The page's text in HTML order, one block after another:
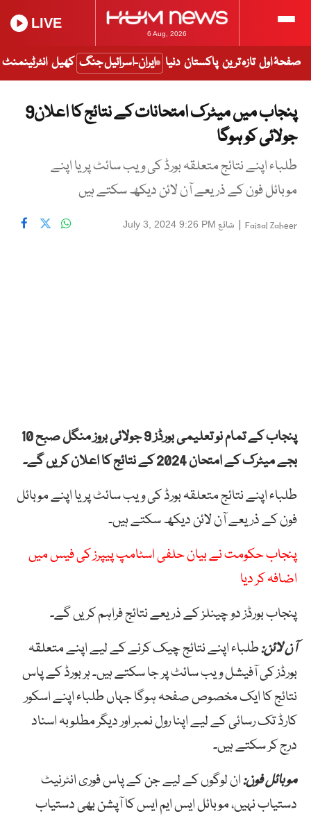
6 Aug, 2026
LIVE
صفحۂ اول تازہ ترین پاکستان دنیا ایران-اسرائیل جنگ کھیل انٹرٹینمنٹ
پنجاب میں میٹرک امتحانات کے نتائج کا اعلان9
جولائی کو ہوگا
طلباء اپنے نتائج متعلقہ بورڈ کی ویب سائٹ پر یا اپنے
موبائل فون کے ذریعے آن لائن دیکھ سکتے ہیں
Faisal Zaheer
| شائع July 3, 2024 9:26 PM
پنجاب کے تمام نو تعلیمی بورڈز 9 جولائی بروز منگل صبح 10
بجے میٹرک کے امتحان 2024 کے نتائج کا اعلان کریں گے۔
طلباء اپنے نتائج متعلقہ بورڈ کی ویب سائٹ پر یا اپنے موبائل
فون کے ذریعے آن لائن دیکھ سکتے ہیں۔
پنجاب حکومت نے بیان حلفی اسٹامپ پیپرز کی فیس میں
اضافہ کر دیا
پنجاب بورڈز دو چینلز کے ذریعے نتائج فراہم کریں گے۔
آن لائن:طلباء اپنے نتائج چیک کرنے کے لیے اپنے متعلقہ
بورڈز کی آفیشل ویب سائٹ پر جا سکتے ہیں۔ ہر بورڈ کے پاس
نتائج کا ایک مخصوص صفحہ ہوگا جہاں طلباء اپنے اسکور
کارڈ تک رسائی کے لیے اپنا رول نمبر اور دیگر مطلوبہ اسناد
درج کر سکتے ہیں۔
موبائل فون:ان لوگوں کے لیے جن کے پاس فوری انٹرنیٹ
دستیاب نہیں، موبائل ایس ایم ایس کا آپشن بھی دستیاب